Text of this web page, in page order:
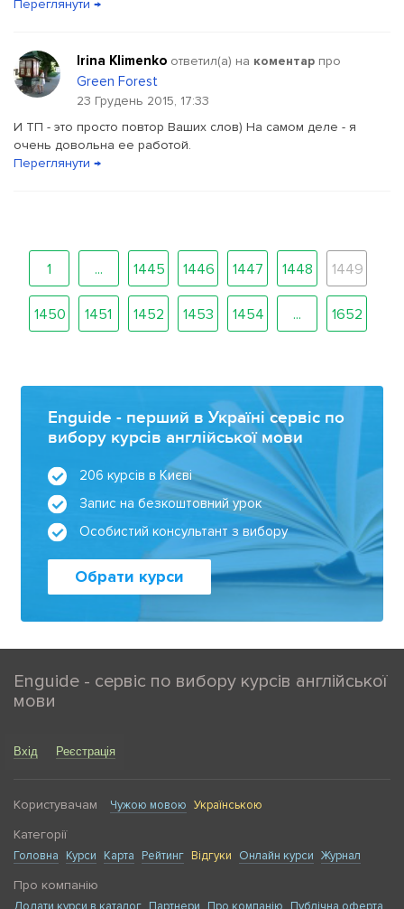
Переглянути →
Irina Klimenko ответил(a) на коментар про
Green Forest
23 Грудень 2015, 17:33
И ТП - это просто повтор Ваших слов) На самом деле - я
очень довольна ее работой.
Переглянути →
1 ... 1445 1446 1447 1448 1449
1450 1451 1452 1453 1454 ... 1652
Enguide - перший в Україні сервіс по
вибору курсів англійської мови
206 курсів в Києві
Запис на безкоштовний урок
Особистий консультант з вибору
Обрати курси
Enguide - сервіс по вибору курсів англійської
мови
Вхід Реєстрація
Користувачам Чужою мовою Українською
Категорії
Головна Курси Карта Рейтинг Відгуки Онлайн курси Журнал
Про компанію